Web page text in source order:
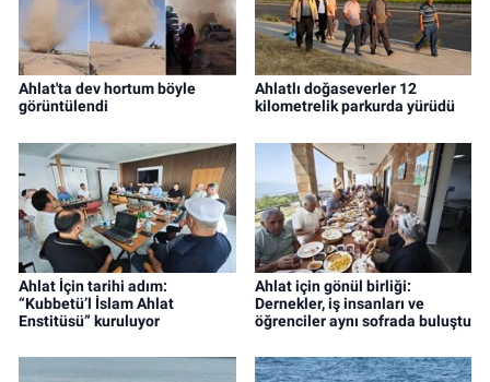
Ahlat'ta dev hortum böyle
görüntülendi
Ahlatlı doğaseverler 12
kilometrelik parkurda yürüdü
Ahlat İçin tarihi adım:
“Kubbetü’l İslam Ahlat
Enstitüsü” kuruluyor
Ahlat için gönül birliği:
Dernekler, iş insanları ve
öğrenciler aynı sofrada buluştu